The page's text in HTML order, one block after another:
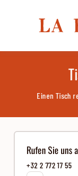
Einen Tisch
Rufen Sie uns
+32 2 772 17 55